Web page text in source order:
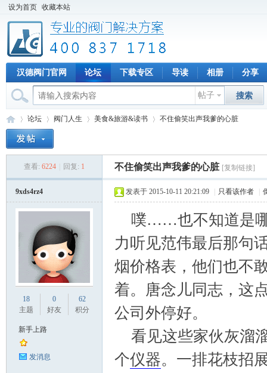
设为首页 收藏本站
汉德阀门官网 论坛 下载专区 导读 相册 分享
帖子 搜索
论坛
›
阀门人生
›
美食&旅游&读书
›
不住偷笑出声我爹的心脏
查看: 6224 回复: 1 不住偷笑出声我爹的心脏 [复制链接]
9xds4rz4
18
主题
0
好友
62
积分
新手上路
发消息
发表于 2015-10-11 20:21:09 只看该作者
噗……也不知道是哪
力听见范伟最后那句
烟价格表，他们也不
着。唐念儿同志，这
公司外停好。
看见这些家伙灰溜
个仪器。一排花枝招